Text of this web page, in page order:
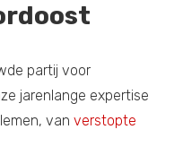
partij voor
jarenlange expertise
van verstopte